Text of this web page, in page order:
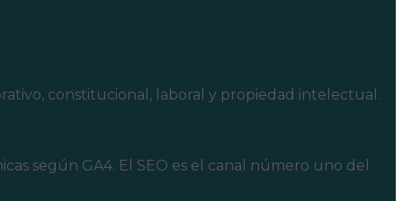
constitucional, laboral y propiedad intelectual.
según GA4. El SEO es el canal número uno del